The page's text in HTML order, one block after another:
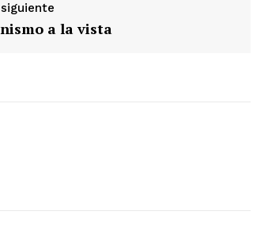
Diario los Andes
a la vista